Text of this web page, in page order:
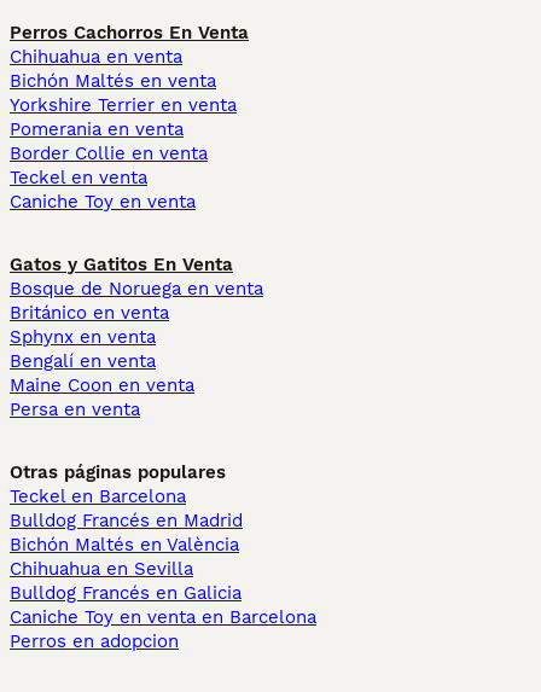
Perros Cachorros En Venta
Chihuahua en venta
Bichón Maltés en venta
Yorkshire Terrier en venta
Pomerania en venta
Border Collie en venta
Teckel en venta
Caniche Toy en venta
Gatos y Gatitos En Venta
Bosque de Noruega en venta
Británico en venta
Sphynx en venta
Bengalí en venta
Maine Coon en venta
Persa en venta
Otras páginas populares
Teckel en Barcelona
Bulldog Francés en Madrid
Bichón Maltés en València
Chihuahua en Sevilla
Bulldog Francés en Galicia
Caniche Toy en venta en Barcelona
Perros en adopcion